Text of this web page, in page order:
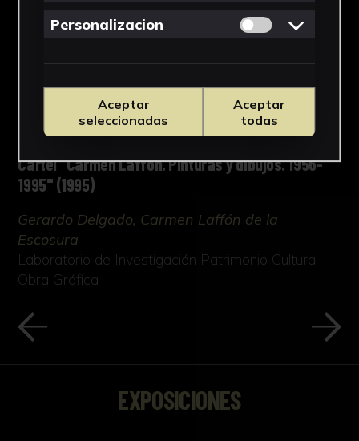
Cartel "Carmen Laffón. Pinturas y dibujos. 1956-
1995" (1995)
Gerardo Delgado, Carmen Laffón de la
Escosura
Laboratorio de Investigación Patrimonio Cultural
Obra Gráfica
EXPOSICIONES
Personalizacion Permitir cookies
Aceptar
seleccionadas
Aceptar
todas